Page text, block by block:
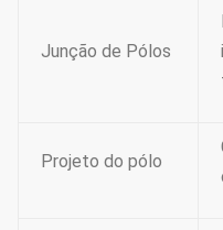
Junção de Pólos
Projeto do pólo